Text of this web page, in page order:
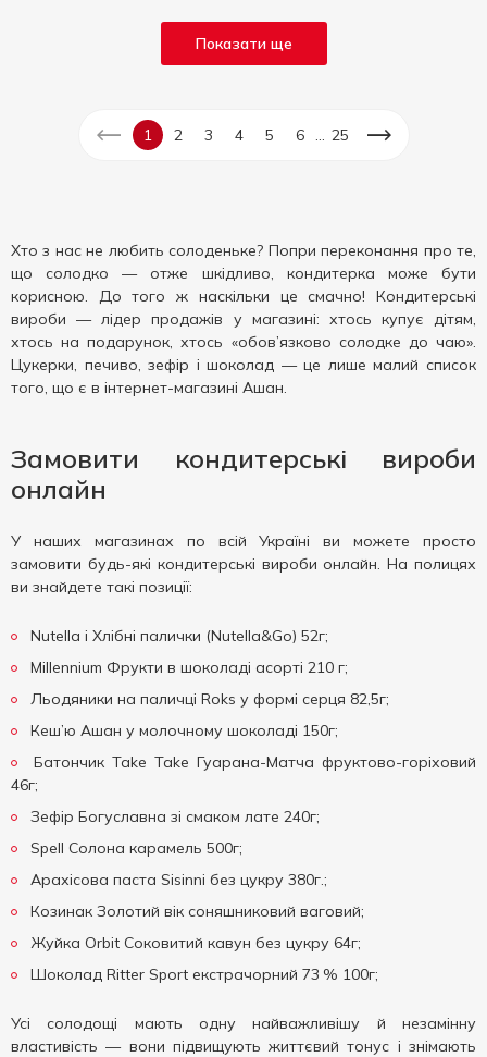
Показати ще
1 2 3 4 5 6 25
Хто з нас не любить солоденьке? Попри переконання про те,
що солодко — отже шкідливо, кондитерка може бути
корисною. До того ж наскільки це смачно! Кондитерські
вироби — лідер продажів у магазині: хтось купує дітям,
хтось на подарунок, хтось «обов’язково солодке до чаю».
Цукерки, печиво, зефір і шоколад — це лише малий список
того, що є в інтернет-магазині Ашан.
Замовити кондитерські вироби
онлайн
У наших магазинах по всій Україні ви можете просто
замовити будь-які кондитерські вироби онлайн. На полицях
ви знайдете такі позиції:
Nutella і Хлібні палички (Nutella&Go) 52г;
Millennium Фрукти в шоколаді асорті 210 г;
Льодяники на паличці Roks у формі серця 82,5г;
Кеш’ю Ашан у молочному шоколаді 150г;
Батончик Take Take Гуарана-Матча фруктово-горіховий
46г;
Зефір Богуславна зі смаком лате 240г;
Spell Солона карамель 500г;
Арахісова паста Sisinni без цукру 380г.;
Козинак Золотий вік соняшниковий ваговий;
Жуйка Orbit Соковитий кавун без цукру 64г;
Шоколад Ritter Sport екстрачорний 73 % 100г;
Усі солодощі мають одну найважливішу й незамінну
властивість — вони підвищують життєвий тонус і знімають